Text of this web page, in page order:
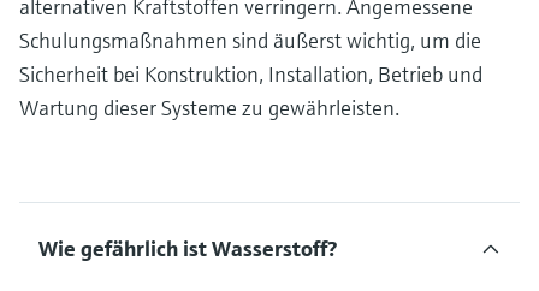
alternativen Kraftstoffen verringern. Angemessene
Schulungsmaßnahmen sind äußerst wichtig, um die
Sicherheit bei Konstruktion, Installation, Betrieb und
Wartung dieser Systeme zu gewährleisten.
Wie gefährlich ist Wasserstoff?